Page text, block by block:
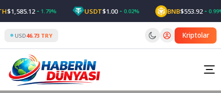
to
content
1.79% USDT$1.00 0.02% BNB$553.92 0.99%
USD46.73 TRY Kriptolar